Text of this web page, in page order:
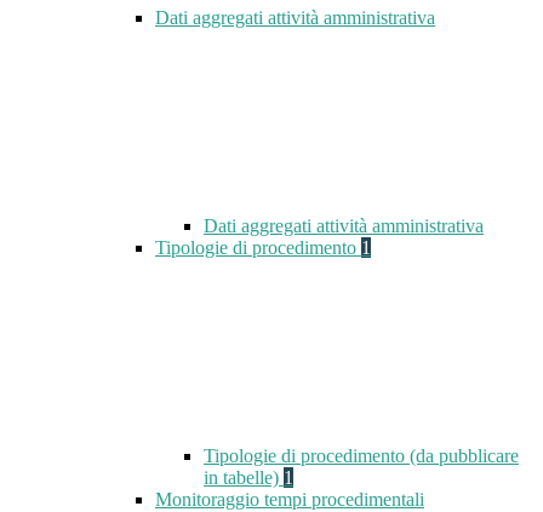
Dati aggregati attività amministrativa
Dati aggregati attività amministrativa
Tipologie di procedimento 1
Tipologie di procedimento (da pubblicare
in tabelle) 1
Monitoraggio tempi procedimentali